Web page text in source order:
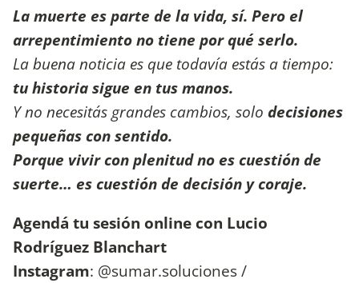
La muerte es parte de la vida, sí. Pero el
arrepentimiento no tiene por qué serlo.
La buena noticia es que todavía estás a tiempo:
tu historia sigue en tus manos.
Y no necesitás grandes cambios, solo decisiones
pequeñas con sentido.
Porque vivir con plenitud no es cuestión de
suerte… es cuestión de decisión y coraje.
Agendá tu sesión online con Lucio
Rodríguez Blanchart
Instagram: @sumar.soluciones /